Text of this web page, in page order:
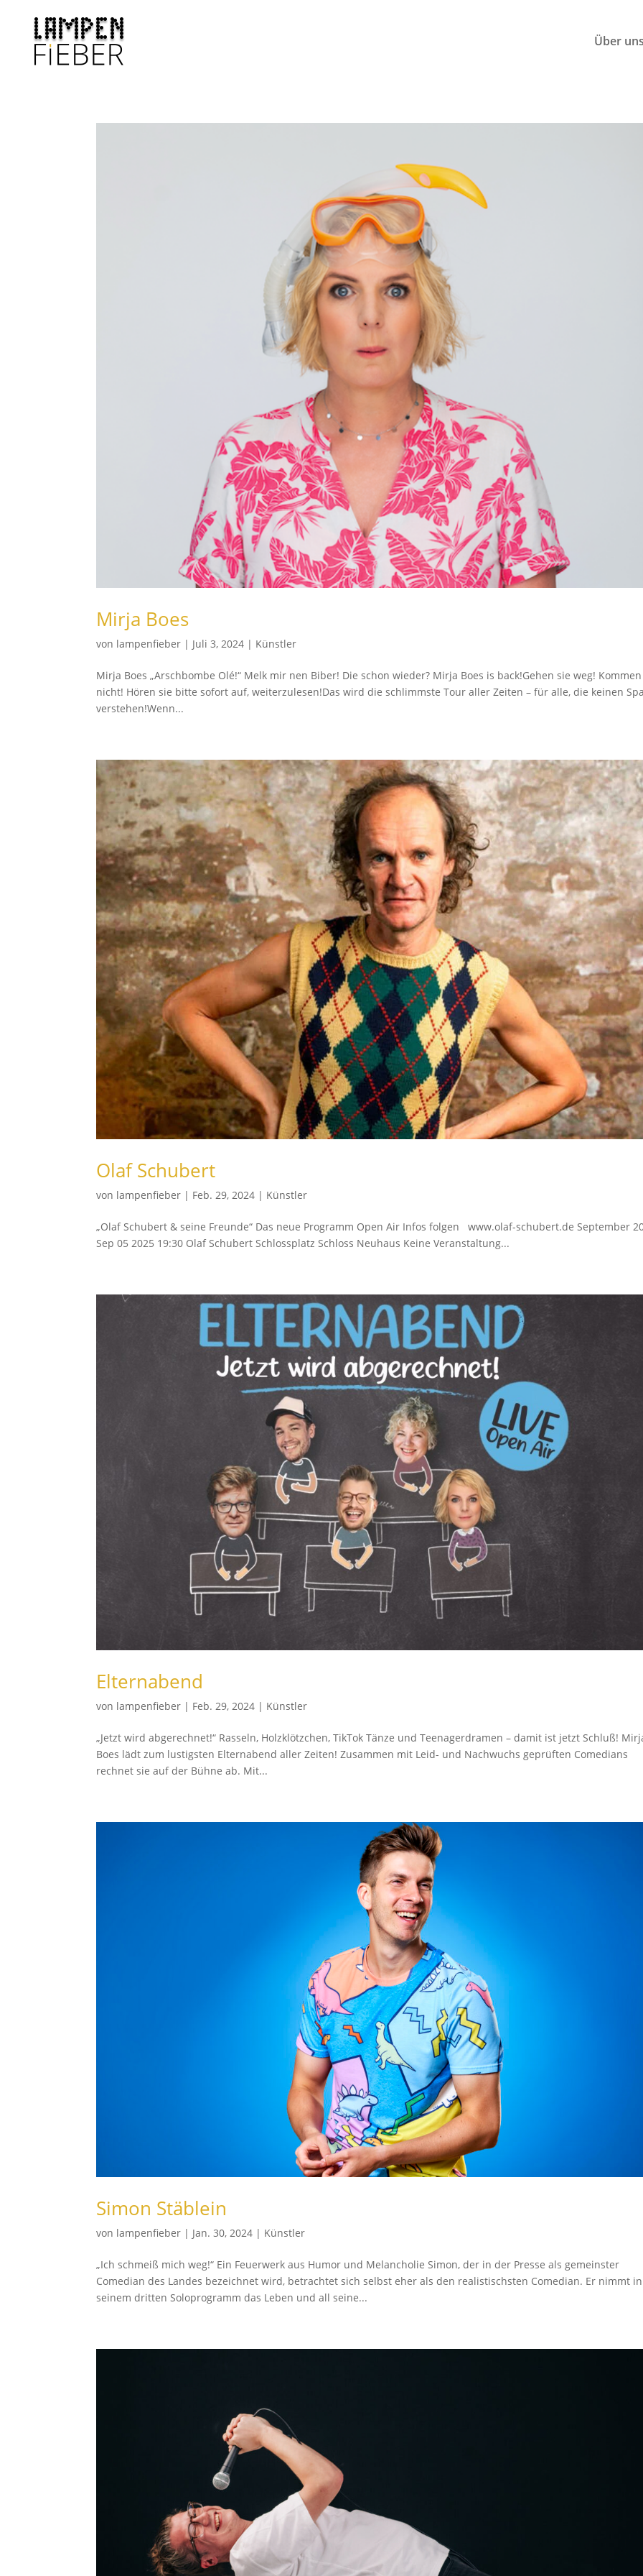
Über
Mirja Boes
von lampenfieber | Juli 3, 2024 | Künstler
Mirja Boes „Arschbombe Olé!“ Melk mir nen Biber! Die schon wieder? Mirja Boes is back!Gehen sie weg!
nicht! Hören sie bitte sofort auf, weiterzulesen!Das wird die schlimmste Tour aller Zeiten – für alle, die keinen
verstehen!Wenn...
Olaf Schubert
von lampenfieber | Feb. 29, 2024 | Künstler
„Olaf Schubert & seine Freunde“ Das neue Programm Open Air Infos folgen www.olaf-schubert.de September
Sep 05 2025 19:30 Olaf Schubert Schlossplatz Schloss Neuhaus Keine Veranstaltung...
Elternabend
von lampenfieber | Feb. 29, 2024 | Künstler
„Jetzt wird abgerechnet!“ Rasseln, Holzklötzchen, TikTok Tänze und Teenagerdramen – damit ist jetzt Schluß!
Boes lädt zum lustigsten Elternabend aller Zeiten! Zusammen mit Leid- und Nachwuchs geprüften Comedians
rechnet sie auf der Bühne ab. Mit...
Simon Stäblein
von lampenfieber | Jan. 30, 2024 | Künstler
„Ich schmeiß mich weg!“ Ein Feuerwerk aus Humor und Melancholie Simon, der in der Presse als gemeinster
Comedian des Landes bezeichnet wird, betrachtet sich selbst eher als den realistischsten Comedian. Er nimmt in
seinem dritten Soloprogramm das Leben und all seine...